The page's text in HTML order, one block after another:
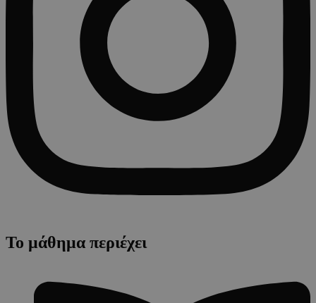
Το μάθημα περιέχει